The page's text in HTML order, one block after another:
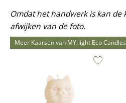
Omdat het handwerk is kan de
afwijken van de foto.
Meer Kaarsen van MY-light Eco Candles